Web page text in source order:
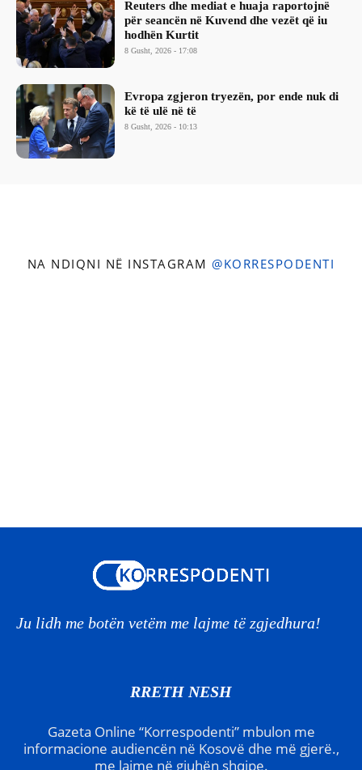
Reuters dhe mediat e huaja raportojnë
për seancën në Kuvend dhe vezët që iu
hodhën Kurtit
8 Gusht, 2026 - 17:08
Evropa zgjeron tryezën, por ende nuk di
kë të ulë në të
8 Gusht, 2026 - 10:13
NA NDIQNI NË INSTAGRAM @KORRESPODENTI
Ju lidh me botën vetëm me lajme të zgjedhura!
RRETH NESH
Gazeta Online “Korrespodenti” mbulon me
informacione audiencën në Kosovë dhe më gjerë.,
me lajme në gjuhën shqipe.